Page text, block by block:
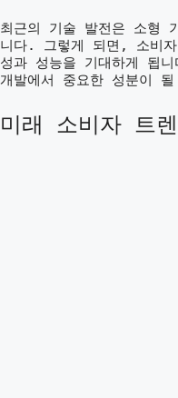
최근의 기술 발전은 소형
니다. 그렇게 되면, 소비
성과 성능을 기대하게 됩
개발에서 중요한 성분이
미래 소비자 트